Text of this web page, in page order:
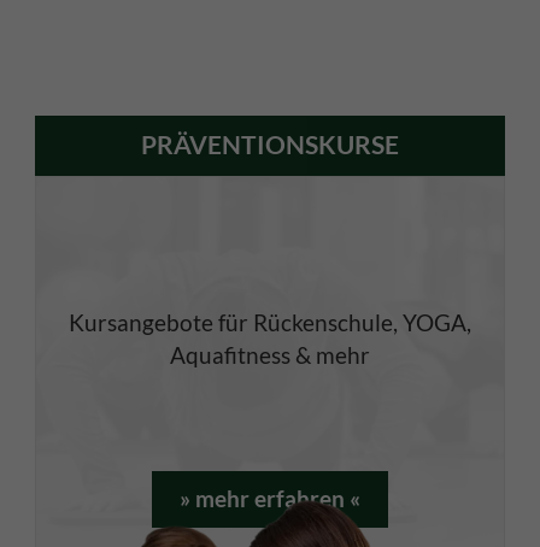
PRÄVENTIONSKURSE
Kursangebote für Rückenschule, YOGA,
Aquafitness & mehr
» mehr erfahren «